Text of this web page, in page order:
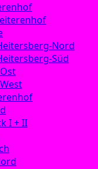
Nord
Süd
I + II